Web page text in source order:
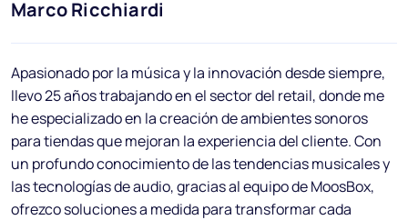
ES
Marco Ricchiardi
Apasionado por la música y la innovación desde siempre,
llevo 25 años trabajando en el sector del retail, donde me
he especializado en la creación de ambientes sonoros
para tiendas que mejoran la experiencia del cliente. Con
un profundo conocimiento de las tendencias musicales y
las tecnologías de audio, gracias al equipo de MoosBox,
ofrezco soluciones a medida para transformar cada